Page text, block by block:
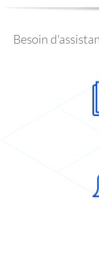
Besoin